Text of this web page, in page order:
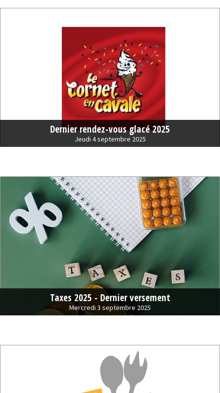
Dernier rendez-vous glacé 2025
Jeudi 4 septembre 2025
Taxes 2025 - Dernier versement
Mercredi 3 septembre 2025